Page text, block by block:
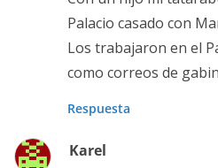
Palacio casado con
Los trabajaron en el
como correos de
Respuesta
Karel